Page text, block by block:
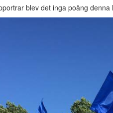
blev det inga poäng denna